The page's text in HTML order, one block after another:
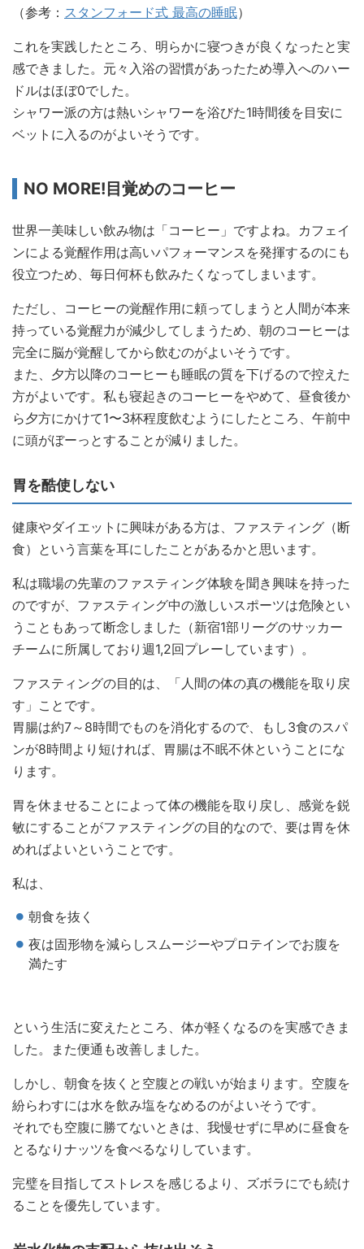
（参考： スタンフォード式 最高の睡眠）
これを実践したところ、明らかに寝つきが良くなったと実
感できました。元々入浴の習慣があったため導入へのハー
ドルはほぼ0でした。
シャワー派の方は熱いシャワーを浴びた1時間後を目安に
ベットに入るのがよいそうです。
NO MORE!目覚めのコーヒー
世界一美味しい飲み物は「コーヒー」ですよね。カフェイ
ンによる覚醒作用は高いパフォーマンスを発揮するのにも
役立つため、毎日何杯も飲みたくなってしまいます。
ただし、コーヒーの覚醒作用に頼ってしまうと人間が本来
持っている覚醒力が減少してしまうため、朝のコーヒーは
完全に脳が覚醒してから飲むのがよいそうです。
また、夕方以降のコーヒーも睡眠の質を下げるので控えた
方がよいです。私も寝起きのコーヒーをやめて、昼食後か
ら夕方にかけて1〜3杯程度飲むようにしたところ、午前中
に頭がぼーっとすることが減りました。
胃を酷使しない
健康やダイエットに興味がある方は、ファスティング（断
食）という言葉を耳にしたことがあるかと思います。
私は職場の先輩のファスティング体験を聞き興味を持った
のですが、ファスティング中の激しいスポーツは危険とい
うこともあって断念しました（新宿1部リーグのサッカー
チームに所属しており週1,2回プレーしています）。
ファスティングの目的は、「人間の体の真の機能を取り戻
す」ことです。
胃腸は約7～8時間でものを消化するので、もし3食のスパ
ンが8時間より短ければ、胃腸は不眠不休ということにな
ります。
胃を休ませることによって体の機能を取り戻し、感覚を鋭
敏にすることがファスティングの目的なので、要は胃を休
めればよいということです。
私は、
朝食を抜く
夜は固形物を減らしスムージーやプロテインでお腹を
満たす
という生活に変えたところ、体が軽くなるのを実感できま
した。また便通も改善しました。
しかし、朝食を抜くと空腹との戦いが始まります。空腹を
紛らわすには水を飲み塩をなめるのがよいそうです。
それでも空腹に勝てないときは、我慢せずに早めに昼食を
とるなりナッツを食べるなりしています。
完璧を目指してストレスを感じるより、ズボラにでも続け
ることを優先しています。